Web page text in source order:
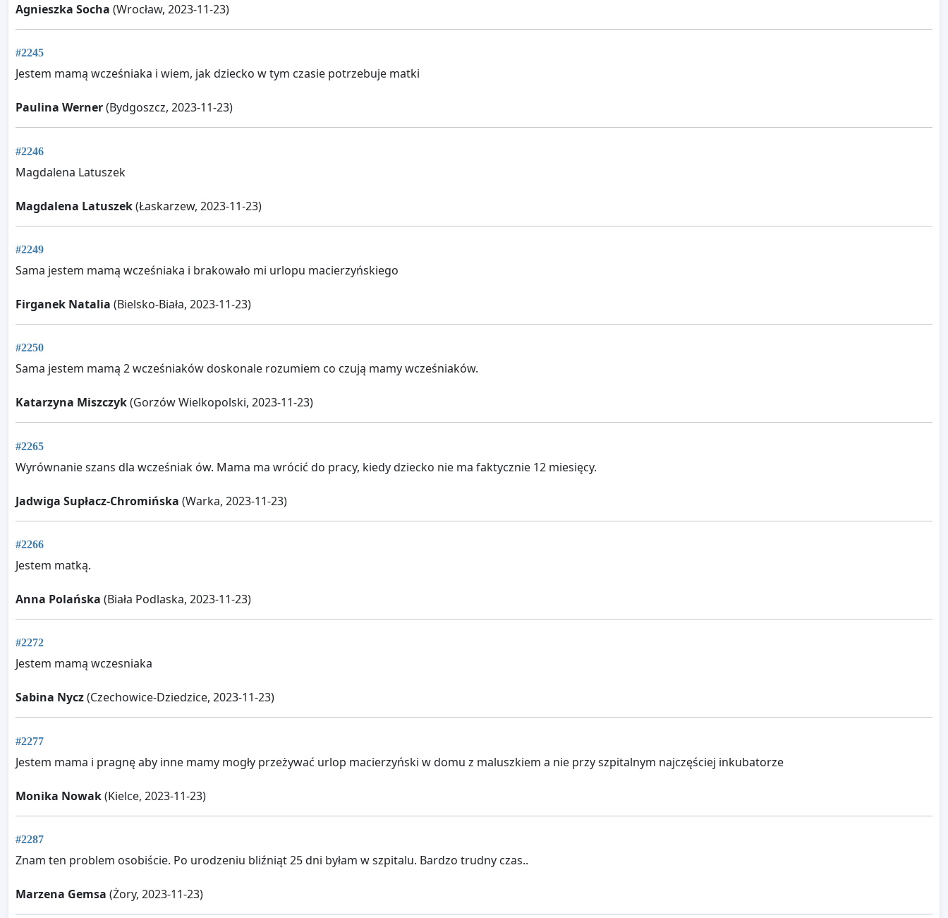
Agnieszka Socha (Wrocław, 2023-11-23)
#2245
Jestem mamą wcześniaka i wiem, jak dziecko w tym czasie potrzebuje matki
Paulina Werner(Bydgoszcz, 2023-11-23)
#2246
Magdalena Latuszek
Magdalena Latuszek(Łaskarzew, 2023-11-23)
#2249
Sama jestem mamą wcześniaka i brakowało mi urlopu macierzyńskiego
Firganek Natalia (Bielsko-Biała, 2023-11-23)
#2250
Sama jestem mamą 2 wcześniaków doskonale rozumiem co czują mamy wcześniaków.
Katarzyna Miszczyk(Gorzów Wielkopolski, 2023-11-23)
#2265
Wyrównanie szans dla wcześniak ów. Mama ma wrócić do pracy, kiedy dziecko nie ma faktycznie 12 miesięcy.
Jadwiga Supłacz-Chromińska (Warka, 2023-11-23)
#2266
Jestem matką.
Anna Polańska (Biała Podlaska, 2023-11-23)
#2272
Jestem mamą wczesniaka
Sabina Nycz(Czechowice-Dziedzice, 2023-11-23)
#2277
Jestem mama i pragnę aby inne mamy mogły przeżywać urlop macierzyński w domu z maluszkiem a nie przy szpitalnym najczęściej inkubatorze
Monika Nowak(Kielce, 2023-11-23)
#2287
Znam ten problem osobiście. Po urodzeniu bliźniąt 25 dni byłam w szpitalu. Bardzo trudny czas..
Marzena Gemsa (Żory, 2023-11-23)